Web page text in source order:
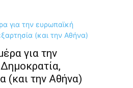
για την
(και την Αθήνα)